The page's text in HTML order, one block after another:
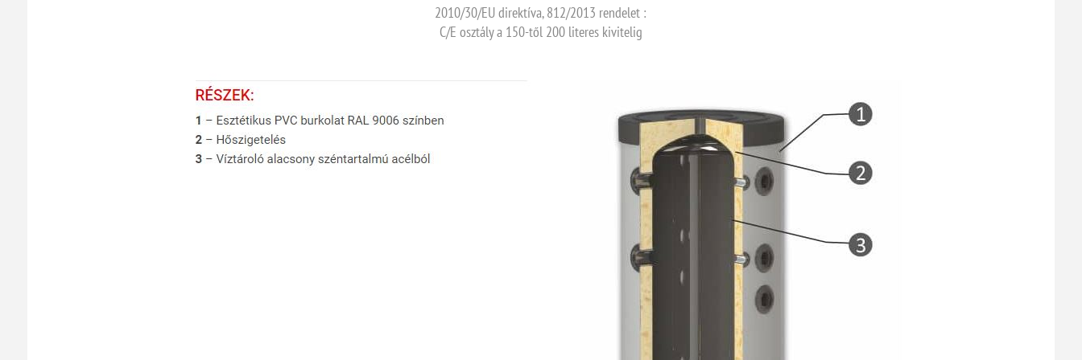
2010/30/EU direktíva, 812/2013 rendelet :
C/E osztály a 150-től 200 literes kivitelig